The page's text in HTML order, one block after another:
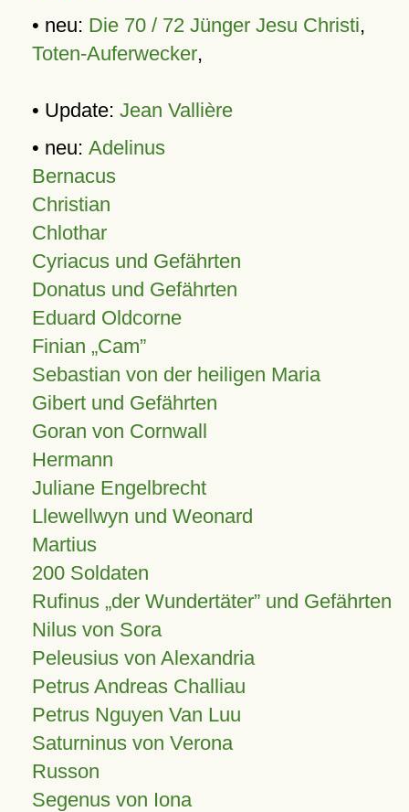
• neu: Die 70 / 72 Jünger Jesu Christi,
Toten-Auferwecker,
• Update: Jean Vallière
• neu: Adelinus
Bernacus
Christian
Chlothar
Cyriacus und Gefährten
Donatus und Gefährten
Eduard Oldcorne
Finian Cam
Sebastian von der heiligen Maria
Gibert und Gefährten
Goran von Cornwall
Hermann
Juliane Engelbrecht
Llewellwyn und Weonard
Martius
200 Soldaten
Rufinus „der Wundertäter” und Gefährten
Nilus von Sora
Peleusius von Alexandria
Petrus Andreas Challiau
Petrus Nguyen Van Luu
Saturninus von Verona
Russon
Segenus von Iona